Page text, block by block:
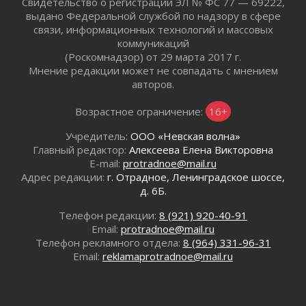
В Ивангороде назвали новых почетных
граждан Ленинградской области
Готовность №1
02 августа 2026
Километровые столбы «Дороги жизни»
отправили на реставрацию
Ленобласть внедрила передовую подготовку
операторов БПЛА
В Ивангороде появилась «Избушка-
02 августа 2026
Юхла, мука, кантеле и Водяной
01 августа 2026
выдано Федеральной службой по надзору в сфере
связи, информационных технологий и массовых
коммуникаций
(Роскомнадзор) от 29 марта 2017 г.
Мнение редакции может не совпадать с мнением
авторов.
Возрастное ограничение: 16+
Учредитель: ООО «Невская волна»
Главный редактор: Алексеева Елена Викторовна
E-mail: protradnoe@mail.ru
Адрес редакции: г. Отрадное, Ленинградское шоссе,
д. 6Б.
Телефон редакции: 8 (921) 920-40-91
Email: protradnoe@mail.ru
Телефон рекламного отдела: 8 (964) 331-96-31
Email: reklamaprotradnoe@mail.ru